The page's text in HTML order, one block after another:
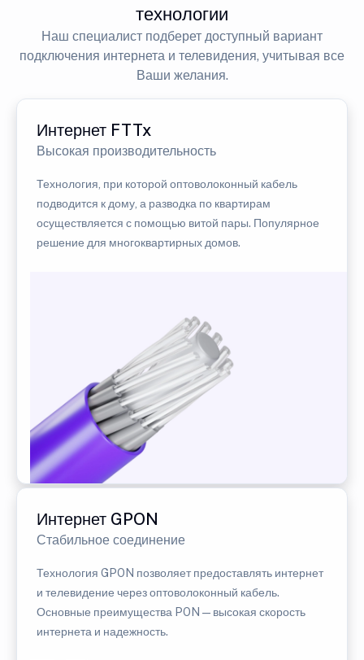
технологии
Наш специалист подберет доступный вариант
подключения интернета и телевидения, учитывая все
Ваши желания.
Интернет FTTx
Высокая производительность
Технология, при которой оптоволоконный кабель
подводится к дому, а разводка по квартирам
осуществляется с помощью витой пары. Популярное
решение для многоквартирных домов.
Интернет GPON
Стабильное соединение
Технология GPON позволяет предоставлять интернет
и телевидение через оптоволоконный кабель.
Основные преимущества PON — высокая скорость
интернета и надежность.